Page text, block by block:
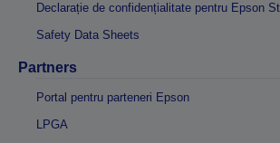
Declarație de confidențialitate pentru Epson
Safety Data Sheets
Partners
Portal pentru parteneri Epson
LPGA